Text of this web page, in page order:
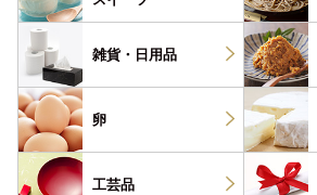
雑貨・ 日用品
卵
工芸品